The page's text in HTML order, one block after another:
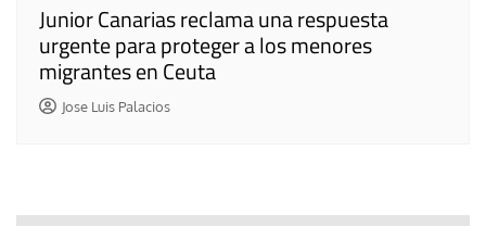
Junior Canarias reclama una respuesta
urgente para proteger a los menores
migrantes en Ceuta
Jose Luis Palacios